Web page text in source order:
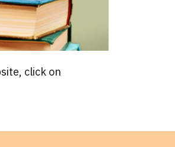
click on